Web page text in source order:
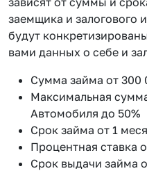
заемщика и залогового
будут
вами данных о себе и
Сумма займа от 300
Максимальная
Автомобиля до 50%
Срок займа от 1
Процентная ставка
Срок выдачи займа